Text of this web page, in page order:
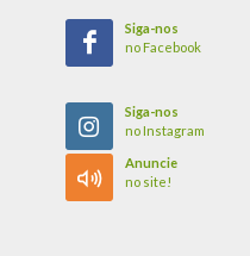
Siga-nos
no Facebook
Siga-nos
no Instagram
Anuncie
no site!